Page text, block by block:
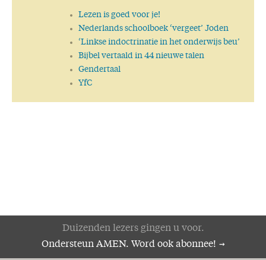
Lezen is goed voor je!
Nederlands schoolboek ‘vergeet’ Joden
‘Linkse indoctrinatie in het onderwijs beu’
Bijbel vertaald in 44 nieuwe talen
Gendertaal
YfC
Duizenden lezers gingen u voor.
Ondersteun AMEN. Word ook abonnee!